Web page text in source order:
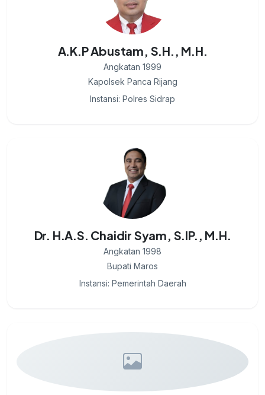
A.K.P Abustam, S.H., M.H.
Angkatan 1999
Kapolsek Panca Rijang
Instansi: Polres Sidrap
Dr. H.A.S. Chaidir Syam, S.IP., M.H.
Angkatan 1998
Bupati Maros
Instansi: Pemerintah Daerah